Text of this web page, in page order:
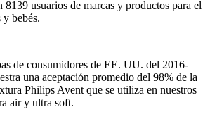
8139 usuarios de marcas y productos para el
y bebés.
de consumidores de EE. UU. del 2016-
una aceptación promedio del 98% de la
Philips Avent que se utiliza en nuestros
air y ultra soft.